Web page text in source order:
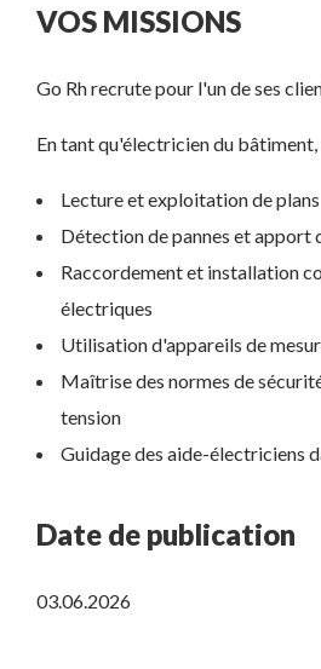
VOS MISSIONS
Go Rh recrute pour l'un de ses
En tant qu'électricien du bâtiment,
Lecture et exploitation de plans
Détection de pannes et apport
Raccordement et installation
électriques
Utilisation d'appareils de
Maîtrise des normes de
tension
Guidage des aide-électriciens
Date de publication
03.06.2026